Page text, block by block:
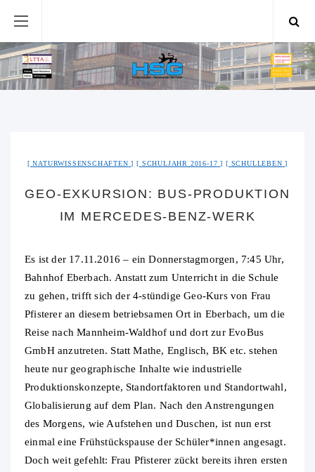
NATURWISSENSCHAFTEN SCHULJAHR 2016-17 SCHULLEBEN
GEO-EXKURSION: BUS-PRODUKTION
IM MERCEDES-BENZ-WERK
Es ist der 17.11.2016 – ein Donnerstagmorgen, 7:45 Uhr,
Bahnhof Eberbach. Anstatt zum Unterricht in die Schule
zu gehen, trifft sich der 4-stündige Geo-Kurs von Frau
Pfisterer an diesem betriebsamen Ort in Eberbach, um die
Reise nach Mannheim-Waldhof und dort zur EvoBus
GmbH anzutreten. Statt Mathe, Englisch, BK etc. stehen
heute nur geographische Inhalte wie industrielle
Produktionskonzepte, Standortfaktoren und Standortwahl,
Globalisierung auf dem Plan. Nach den Anstrengungen
des Morgens, wie Aufstehen und Duschen, ist nun erst
einmal eine Frühstückspause der Schüler*innen angesagt.
Doch weit gefehlt: Frau Pfisterer zückt bereits ihren ersten